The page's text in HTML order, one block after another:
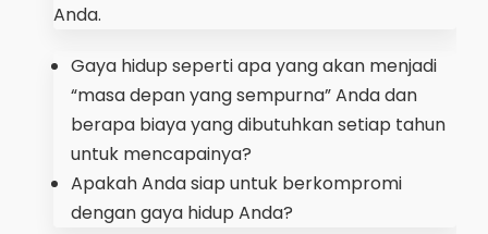
Anda.
Gaya hidup seperti apa yang akan menjadi
“masa depan yang sempurna” Anda dan
berapa biaya yang dibutuhkan setiap tahun
untuk mencapainya?
Apakah Anda siap untuk berkompromi
dengan gaya hidup Anda?